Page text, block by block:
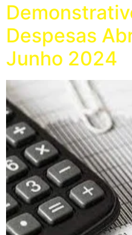
Despesas
Junho 2024